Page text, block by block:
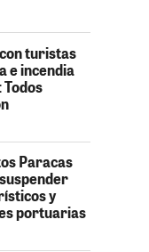
turistas
e incendia
Todos
Paracas
y
portuarias